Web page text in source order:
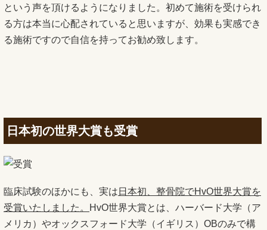
という声を頂けるようになりました。初めて施術を受けられ
る方は本当に心配されていると思いますが、効果も実感でき
る施術ですので自信を持ってお勧め致します。
日本初の世界大賞も受賞
臨床試験のほかにも、実は 日本初、整骨院でHvO世界大賞を
受賞いたしました。
HvO世界大賞とは、ハーバード大学（ア
メリカ）やオックスフォード大学（イギリス）OBのみで構